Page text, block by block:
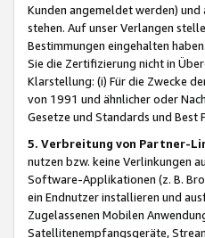
Kunden angemeldet werden)
stehen. Auf unser Verlangen
Bestimmungen eingehalten
Sie die Zertifizierung nicht in
Klarstellung: (i) Für die Zwecke
von 1991 und ähnlicher oder
Gesetze und Standards und
5. Verbreitung von Partner-
nutzen bzw. keine Verlinkungen
Software-Applikationen (z. B.
ein Endnutzer installieren und
Zugelassenen Mobilen
Satellitenempfangsgeräte,